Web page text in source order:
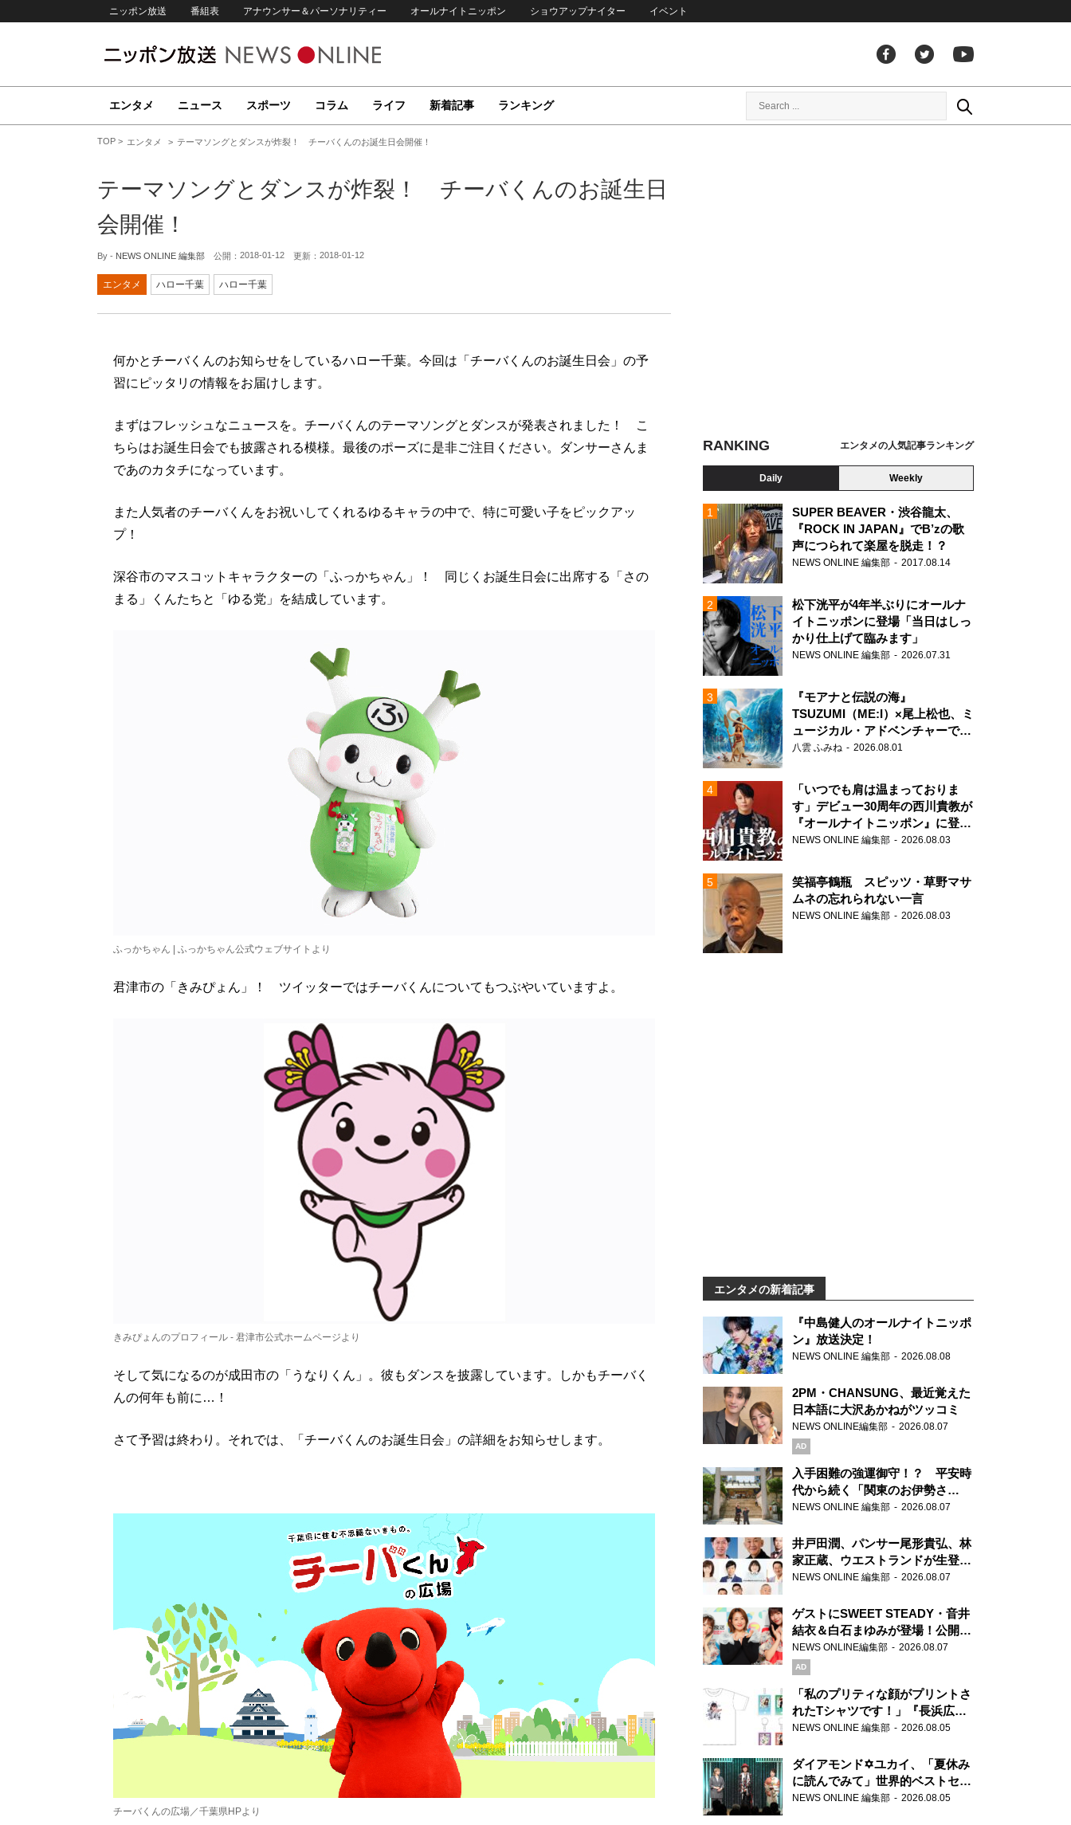
ニッポン放送 番組表 アナウンサー＆パーソナリティー オールナイトニッポン ショウアップナイター イベント
エンタメ ニュース スポーツ コラム ライフ 新着記事 ランキング
TOP エンタメ テーマソングとダンスが炸裂！ チーバくんのお誕生日会開催！
テーマソングとダンスが炸裂！ チーバくんのお誕生日
会開催！
By - NEWS ONLINE 編集部 公開： 2018-01-12 更新： 2018-01-12
エンタメ ハロー千葉 ハロー千葉
何かとチーバくんのお知らせをしているハロー千葉。今回は「チーバくんのお誕生日会」の予
習にピッタリの情報をお届けします。
まずはフレッシュなニュースを。チーバくんのテーマソングとダンスが発表されました！ こ
ちらはお誕生日会でも披露される模様。最後のポーズに是非ご注目ください。ダンサーさんま
であのカタチになっています。
また人気者のチーバくんをお祝いしてくれるゆるキャラの中で、特に可愛い子をピックアッ
プ！
深谷市のマスコットキャラクターの「ふっかちゃん」！ 同じくお誕生日会に出席する「さの
まる」くんたちと「ゆる党」を結成しています。
ふっかちゃん | ふっかちゃん公式ウェブサイトより
君津市の「きみぴょん」！ ツイッターではチーバくんについてもつぶやいていますよ。
きみぴょんのプロフィール - 君津市公式ホームページより
そして気になるのが成田市の「うなりくん」。彼もダンスを披露しています。しかもチーバく
んの何年も前に…！
さて予習は終わり。それでは、「チーバくんのお誕生日会」の詳細をお知らせします。
チーバくんの広場／千葉県HPより
RANKING エンタメの人気記事ランキング
Daily Weekly
SUPER BEAVER・渋谷龍太、
『ROCK IN JAPAN』でB’zの歌
声につられて楽屋を脱走！？
NEWS ONLINE 編集部 2017.08.14
松下洸平が4年半ぶりにオールナ
イトニッポンに登場「当日はしっ
かり仕上げて臨みます」
NEWS ONLINE 編集部 2026.07.31
『モアナと伝説の海』
TSUZUMI（ME:I）×尾上松也、ミ
ュージカル・アドベンチャーで美
声を響かせる
八雲 ふみね 2026.08.01
「いつでも肩は温まっておりま
す」デビュー30周年の西川貴教が
『オールナイトニッポン』に登
場！
NEWS ONLINE 編集部 2026.08.03
笑福亭鶴瓶 スピッツ・草野マサ
ムネの忘れられない一言
NEWS ONLINE 編集部 2026.08.03
エンタメの新着記事
『中島健人のオールナイトニッポ
ン』放送決定！
NEWS ONLINE 編集部 2026.08.08
2PM・CHANSUNG、最近覚えた
日本語に大沢あかねがツッコミ
NEWS ONLINE編集部 2026.08.07
AD
入手困難の強運御守！？ 平安時
代から続く「関東のお伊勢さ
ま」、芝大神宮にてランパンプス
NEWS ONLINE 編集部 2026.08.07
井戸田潤、パンサー尾形貴弘、林
家正蔵、ウエストランドが生登
場！『ラジオビバリー昼ズ』
NEWS ONLINE 編集部 2026.08.07
ゲストにSWEET STEADY・音井
結衣＆白石まゆみが登場！公開収
録で素顔全開！
NEWS ONLINE編集部 2026.08.07
AD
「私のプリティな顔がプリントさ
れたTシャツです！」『長浜広奈
天下無双』初の番組グッズ発売
NEWS ONLINE 編集部 2026.08.05
ダイアモンド✡ユカイ、「夏休み
に読んでみて」世界的ベストセラ
ー『アナスタシア』を紹介
NEWS ONLINE 編集部 2026.08.05